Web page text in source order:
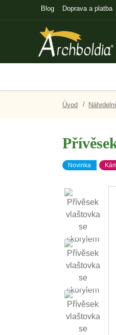
Blog Doprava a platba
Úvod
Novinka